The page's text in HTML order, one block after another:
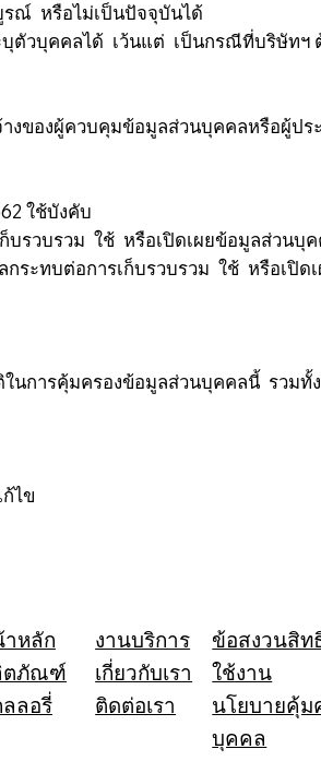
รณ์ หรือไม่เป็นปัจจุบันได้
วบุคคลได้ เว้นแต่ เป็นกรณีที่บริษัทฯ
ของผู้ควบคุมข้อมูลส่วนบุคคลหรือผู้ปร
ใช้บังคับ
บรวบรวม ใช้ หรือเปิดเผยข้อมูลส่วน
ะทบต่อการเก็บรวบรวม ใช้ หรือเปิ
การคุ้มครองข้อมูลส่วนบุคคลนี้ รวมทั้
ไข
หลัก
ตภัณฑ์
ลอรี่
งานบริการ
เกี่ยวกับเรา
ติดต่อเรา
ข้อสงวนสิท
ใช้งาน
นโยบายคุ้ม
บุคคล